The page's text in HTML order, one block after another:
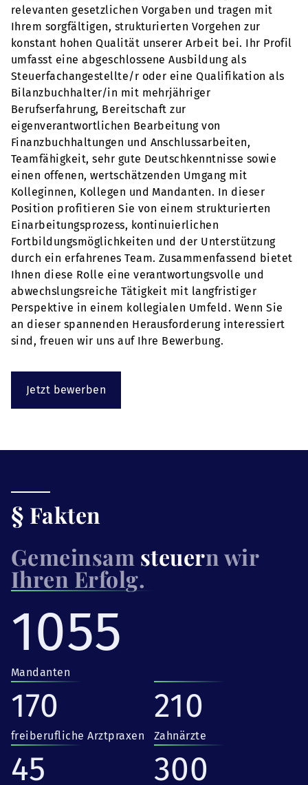
relevanten gesetzlichen Vorgaben und tragen mit
Ihrem sorgfältigen, strukturierten Vorgehen zur
konstant hohen Qualität unserer Arbeit bei. Ihr Profil
umfasst eine abgeschlossene Ausbildung als
Steuerfachangestellte/r oder eine Qualifikation als
Bilanzbuchhalter/in mit mehrjähriger
Berufserfahrung, Bereitschaft zur
eigenverantwortlichen Bearbeitung von
Finanzbuchhaltungen und Anschlussarbeiten,
Teamfähigkeit, sehr gute Deutschkenntnisse sowie
einen offenen, wertschätzenden Umgang mit
Kolleginnen, Kollegen und Mandanten. In dieser
Position profitieren Sie von einem strukturierten
Einarbeitungsprozess, kontinuierlichen
Fortbildungsmöglichkeiten und der Unterstützung
durch ein erfahrenes Team. Zusammenfassend bietet
Ihnen diese Rolle eine verantwortungsvolle und
abwechslungsreiche Tätigkeit mit langfristiger
Perspektive in einem kollegialen Umfeld. Wenn Sie
an dieser spannenden Herausforderung interessiert
sind, freuen wir uns auf Ihre Bewerbung.
Jetzt bewerben
§ Fakten
Gemeinsam steuern wir
Ihren Erfolg.
1055
Mandanten
170
freiberufliche Arztpraxen
210
Zahnärzte
45 300